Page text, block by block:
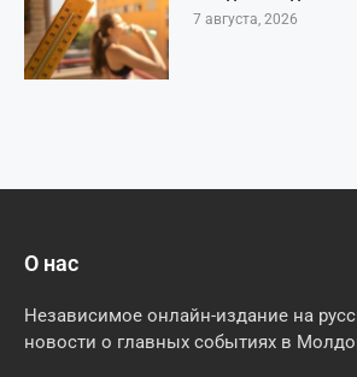
7 августа, 2026
О нас
Независимое онлайн-издание на
новости о главных событиях в